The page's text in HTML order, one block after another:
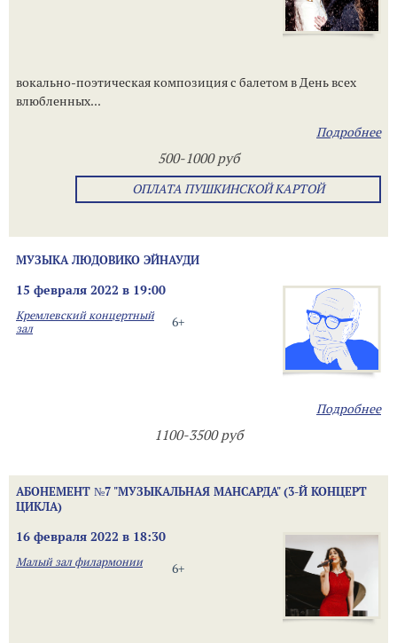
вокально-поэтическая композиция с балетом в День всех
влюбленных...
Подробнее
500-1000 руб
ОПЛАТА ПУШКИНСКОЙ КАРТОЙ
МУЗЫКА ЛЮДОВИКО ЭЙНАУДИ
15 февраля 2022 в 19:00
6+
Кремлевский концертный
зал
Подробнее
1100-3500 руб
АБОНЕМЕНТ №7 "МУЗЫКАЛЬНАЯ МАНСАРДА" (3-Й КОНЦЕРТ
ЦИКЛА)
16 февраля 2022 в 18:30
6+
Малый зал филармонии